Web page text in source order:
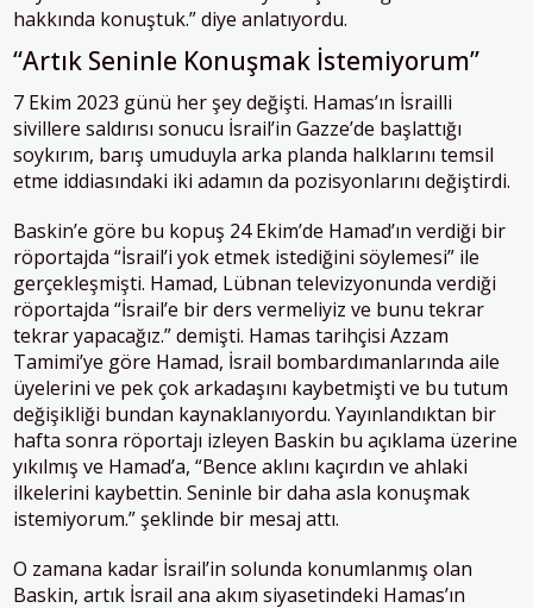
hakkında konuştuk.” diye anlatıyordu.
“Artık Seninle Konuşmak İstemiyorum”
7 Ekim 2023 günü her şey değişti. Hamas’ın İsrailli
sivillere saldırısı sonucu İsrail’in Gazze’de başlattığı
soykırım, barış umuduyla arka planda halklarını temsil
etme iddiasındaki iki adamın da pozisyonlarını değiştirdi.
Baskin’e göre bu kopuş 24 Ekim’de Hamad’ın verdiği bir
röportajda “İsrail’i yok etmek istediğini söylemesi” ile
gerçekleşmişti. Hamad, Lübnan televizyonunda verdiği
röportajda “İsrail’e bir ders vermeliyiz ve bunu tekrar
tekrar yapacağız.” demişti. Hamas tarihçisi Azzam
Tamimi’ye göre Hamad, İsrail bombardımanlarında aile
üyelerini ve pek çok arkadaşını kaybetmişti ve bu tutum
değişikliği bundan kaynaklanıyordu. Yayınlandıktan bir
hafta sonra röportajı izleyen Baskin bu açıklama üzerine
yıkılmış ve Hamad’a, “Bence aklını kaçırdın ve ahlaki
ilkelerini kaybettin. Seninle bir daha asla konuşmak
istemiyorum.” şeklinde bir mesaj attı.
O zamana kadar İsrail’in solunda konumlanmış olan
Baskin, artık İsrail ana akım siyasetindeki Hamas’ın